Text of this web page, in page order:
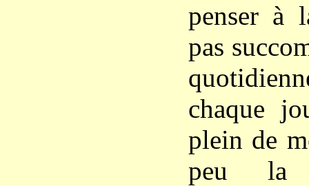
penser à
pas
chaque
plein de
peu la